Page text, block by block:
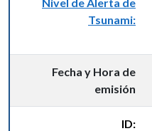
Tsunami:
Fecha y Hora de
emisión
ID: